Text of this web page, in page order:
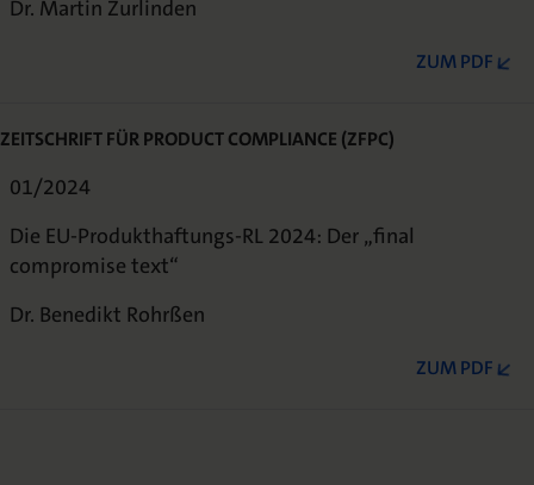
Dr. Martin Zurlinden
ZUM PDF
ZEITSCHRIFT FÜR PRODUCT COMPLIANCE (ZFPC)
01/2024
Die EU-Produkthaftungs-RL 2024: Der „final
compromise text“
Dr. Benedikt Rohrßen
ZUM PDF